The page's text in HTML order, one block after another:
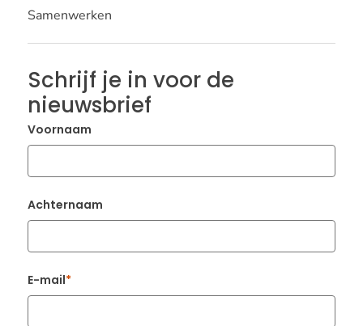
Samenwerken
Schrijf je in voor de
nieuwsbrief
Voornaam
Achternaam
E-mail